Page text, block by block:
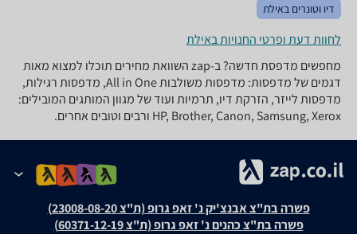
דיו וטונרים באילת
לחוות דעת ופרטי החנויות באילת
מחפשים מדפסת חדשה? ב-zap השוואת מחירים תוכלו למצוא מאות
דגמים של מדפסות: מדפסות משולבות All in One, מדפסות רגילות,
מדפסות לייזר, הזרקת דיו, תרמיות ועוד של מגוון המותגים המובילים:
HP, Brother, Canon, Samsung, Xerox ורבים וטובים אחרים.
פשרה בת"צ אבנצ'יק נ' זאפ גרופ (ת"צ 23008-08-20)
פשרה בת"צ כהנים נ' זאפ גרופ (ת"צ 60371-12-19)